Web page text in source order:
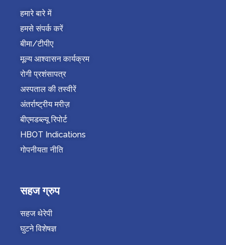
हमारे बारे में
हमसे संपर्क करें
बीमा/टीपीए
मूल्य आश्वासन कार्यक्रम
रोगी प्रशंसापत्र
अस्पताल की तस्वीरें
अंतर्राष्ट्रीय मरीज़
बीएमडब्ल्यू रिपोर्ट
HBOT Indications
गोपनीयता नीति
सहज ग्रुप
सहज थेरेपी
घुटने विशेषज्ञ